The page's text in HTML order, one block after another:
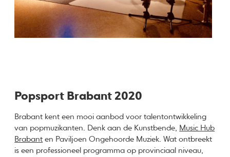
Popsport Brabant 2020
Brabant kent een mooi aanbod voor talentontwikkeling
van popmuzikanten. Denk aan de Kunstbende, Music Hub
Brabant en Paviljoen Ongehoorde Muziek. Wat ontbreekt
is een professioneel programma op provinciaal niveau,